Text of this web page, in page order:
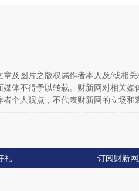
及图片之版权属作者本人及/或相
媒体不得予以转载。财新网对相关
个人观点，不代表财新网的立场和
礼 订阅财新